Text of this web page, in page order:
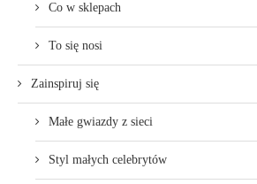
Co w sklepach
To się nosi
Zainspiruj się
Małe gwiazdy z sieci
Styl małych celebrytów